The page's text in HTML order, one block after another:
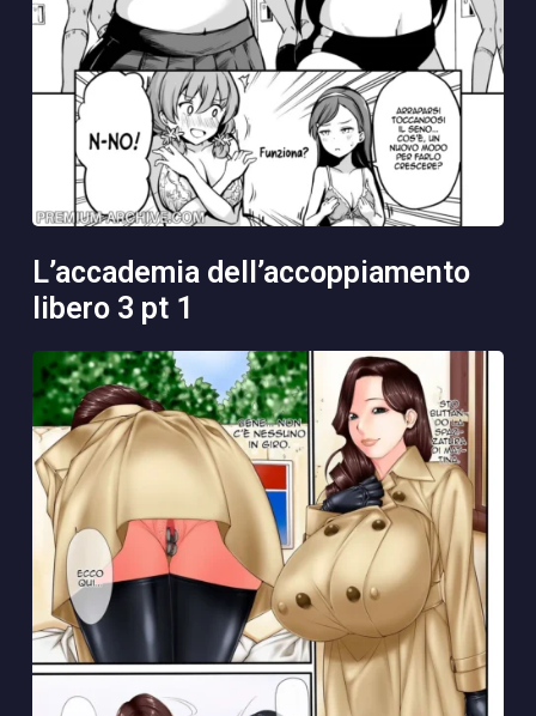
l’accademia dell’accoppiamento
libero 3 pt 1